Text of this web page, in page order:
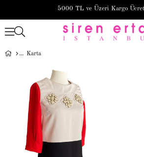
5000 TL ve Üzeri Kargo
Karta